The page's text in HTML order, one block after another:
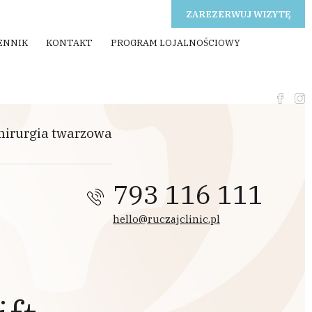
KONTAKT PROGRAM LOJALNOŚCIOWY
ZAREZERWUJ WIZYTĘ
twarzowa
793 116 111
hello@ruczajclinic.pl